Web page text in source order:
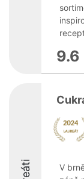
9.6
V